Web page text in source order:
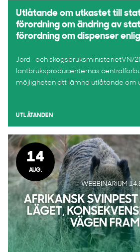
Utlåtande om utkastet till
förordning om ändring av
förordning om dispenser
Jord- och skogsbruksministerietVN/
lantbruksproducenternas
möjligheten att lämna utlåtande om
UTLÅTANDEN
14
AUG.